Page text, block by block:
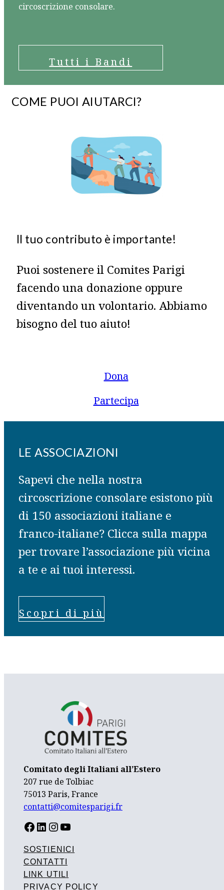
circoscrizione consolare.
Tutti i Bandi
COME PUOI AIUTARCI?
Il tuo contributo è importante!
Puoi sostenere il Comites Parigi
facendo una donazione oppure
diventando un volontario. Abbiamo
bisogno del tuo aiuto!
Dona
Partecipa
LE ASSOCIAZIONI
Sapevi che nella nostra
circoscrizione consolare esistono più
di 150 associazioni italiane e
franco-italiane? Clicca sulla mappa
per trovare l’associazione più vicina
a te e ai tuoi interessi.
Scopri di più
Comitato degli Italiani all’Estero
207 rue de Tolbiac
75013 Paris, France
contatti@comitesparigi.fr
FACEBOOK LINKEDIN INSTAGRAM YOUTUBE
SOSTIENICI
CONTATTI
LINK UTILI
PRIVACY POLICY